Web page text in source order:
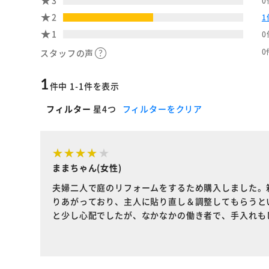
2 1
1 0
スタッフの声 0
1件中 1-1件を表示
フィルター 星4つ フィルターをクリア
ままちゃん(女性)
夫婦二人で庭のリフォームをするため購入しました
りあがっており、主人に貼り直し＆調整してもらう
と少し心配でしたが、なかなかの働き者で、手入れ